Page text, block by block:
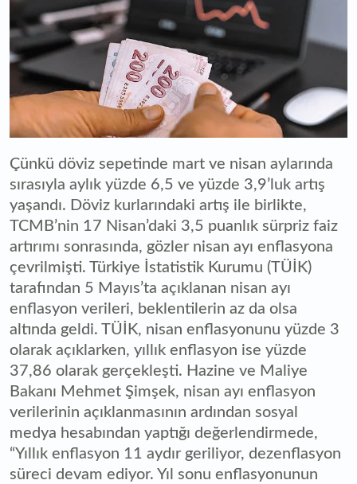
Çünkü döviz sepetinde mart ve nisan aylarında
sırasıyla aylık yüzde 6,5 ve yüzde 3,9’luk artış
yaşandı. Döviz kurlarındaki artış ile birlikte,
TCMB’nin 17 Nisan’daki 3,5 puanlık sürpriz faiz
artırımı sonrasında, gözler nisan ayı enflasyona
çevrilmişti. Türkiye İstatistik Kurumu (TÜİK)
tarafından 5 Mayıs’ta açıklanan nisan ayı
enflasyon verileri, beklentilerin az da olsa
altında geldi. TÜİK, nisan enflasyonunu yüzde 3
olarak açıklarken, yıllık enflasyon ise yüzde
37,86 olarak gerçekleşti. Hazine ve Maliye
Bakanı Mehmet Şimşek, nisan ayı enflasyon
verilerinin açıklanmasının ardından sosyal
medya hesabından yaptığı değerlendirmede,
“Yıllık enflasyon 11 aydır geriliyor, dezenflasyon
süreci devam ediyor. Yıl sonu enflasyonunun